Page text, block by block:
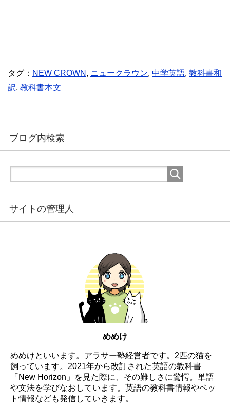
タグ： NEW CROWN , ニュークラウン, 中学英語, 教科書和
訳, 教科書本文
ブログ内検索
サイトの管理人
めめけ
めめけといいます。アラサー塾経営者です。2匹の猫を
飼っています。2021年から改訂された英語の教科書
「New Horizon」を見た際に、その難しさに驚愕。単語
や文法を学びなおしています。英語の教科書情報やペッ
ト情報なども発信していきます。